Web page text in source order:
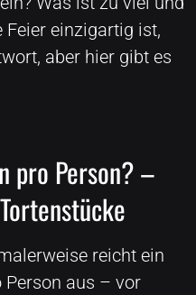
Feier einzigartig ist,
aber hier gibt es
pro Person? –
reicht ein
Person aus – vor